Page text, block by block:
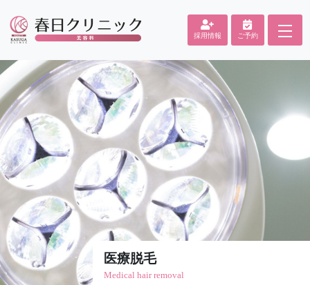
採用情報 ご予約
医療脱毛
Medical hair removal